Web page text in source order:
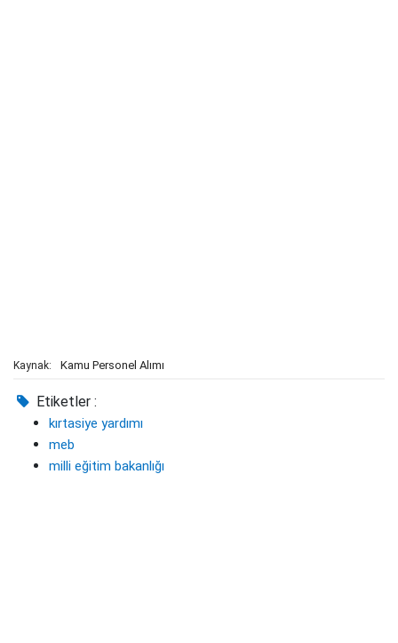
Kaynak: Kamu Personel Alımı
Etiketler :
kırtasiye yardımı
meb
milli eğitim bakanlığı